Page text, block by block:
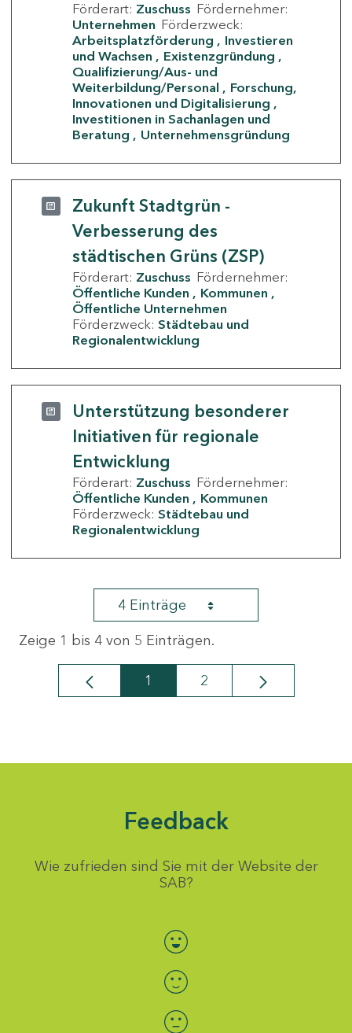
Förderart: Zuschuss Fördernehmer:
Unternehmen Förderzweck:
Arbeitsplatzförderung
Investieren
und Wachsen
Existenzgründung
Qualifizierung/Aus- und
Weiterbildung/Personal
Forschung,
Innovationen und Digitalisierung
Investitionen in Sachanlagen und
Beratung
Unternehmensgründung
Zukunft Stadtgrün -
Verbesserung des
städtischen Grüns (ZSP)
Förderart: Zuschuss Fördernehmer:
Öffentliche Kunden
Kommunen
Öffentliche Unternehmen
Förderzweck: Städtebau und
Regionalentwicklung
Unterstützung besonderer
Initiativen für regionale
Entwicklung
Förderart: Zuschuss Fördernehmer:
Öffentliche Kunden
Kommunen
Förderzweck: Städtebau und
Regionalentwicklung
4 Einträge
Zeige 1 bis 4 von 5 Einträgen.
Seite
1 Seite
2
Feedback
Wie zufrieden sind Sie mit der Website der
SAB?
Bewertung auswählen